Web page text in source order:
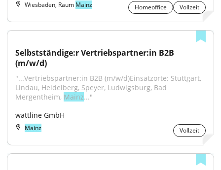
Wiesbaden, Raum Mainz Homeoffice Vollzeit
Selbstständige:r Vertriebspartner:in B2B
(m/w/d)
"...Vertriebspartner:in B2B (m/w/d)Einsatzorte: Stuttgart,
Lindau, Heidelberg, Speyer, Ludwigsburg, Bad
Mergentheim, Mainz..."
wattline GmbH
Mainz Vollzeit